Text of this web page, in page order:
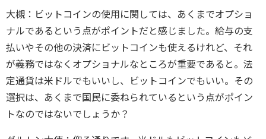
大槻：ビットコインの使用に関しては、あくまでオプショ
ナルであるという点がポイントだと感じました。給与の支
払いやその他の決済にビットコインも使えるけれど、それ
が義務ではなくオプショナルなところが重要であると。法
定通貨は米ドルでもいいし、ビットコインでもいい。その
選択は、あくまで国民に委ねられているという点がポイン
トなのではないでしょうか？